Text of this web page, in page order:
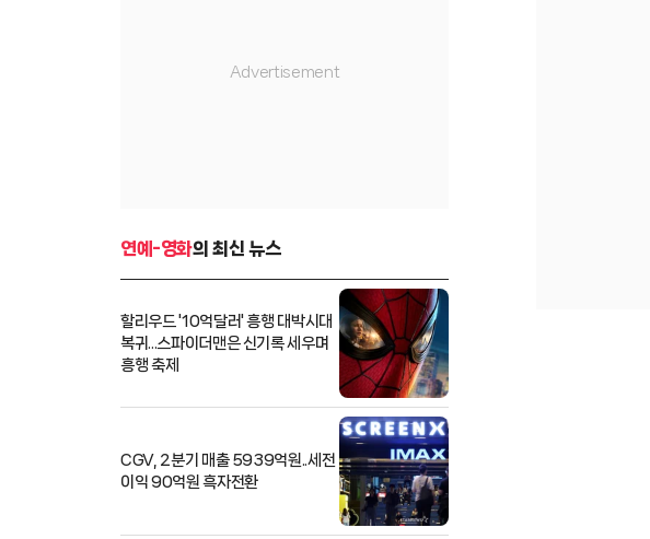
연예-영화의 최신 뉴스
할리우드 '10억달러' 흥행 대박시대
복귀...스파이더맨은 신기록 세우며
흥행 축제
CGV, 2분기 매출 5939억원..세전
이익 90억원 흑자전환